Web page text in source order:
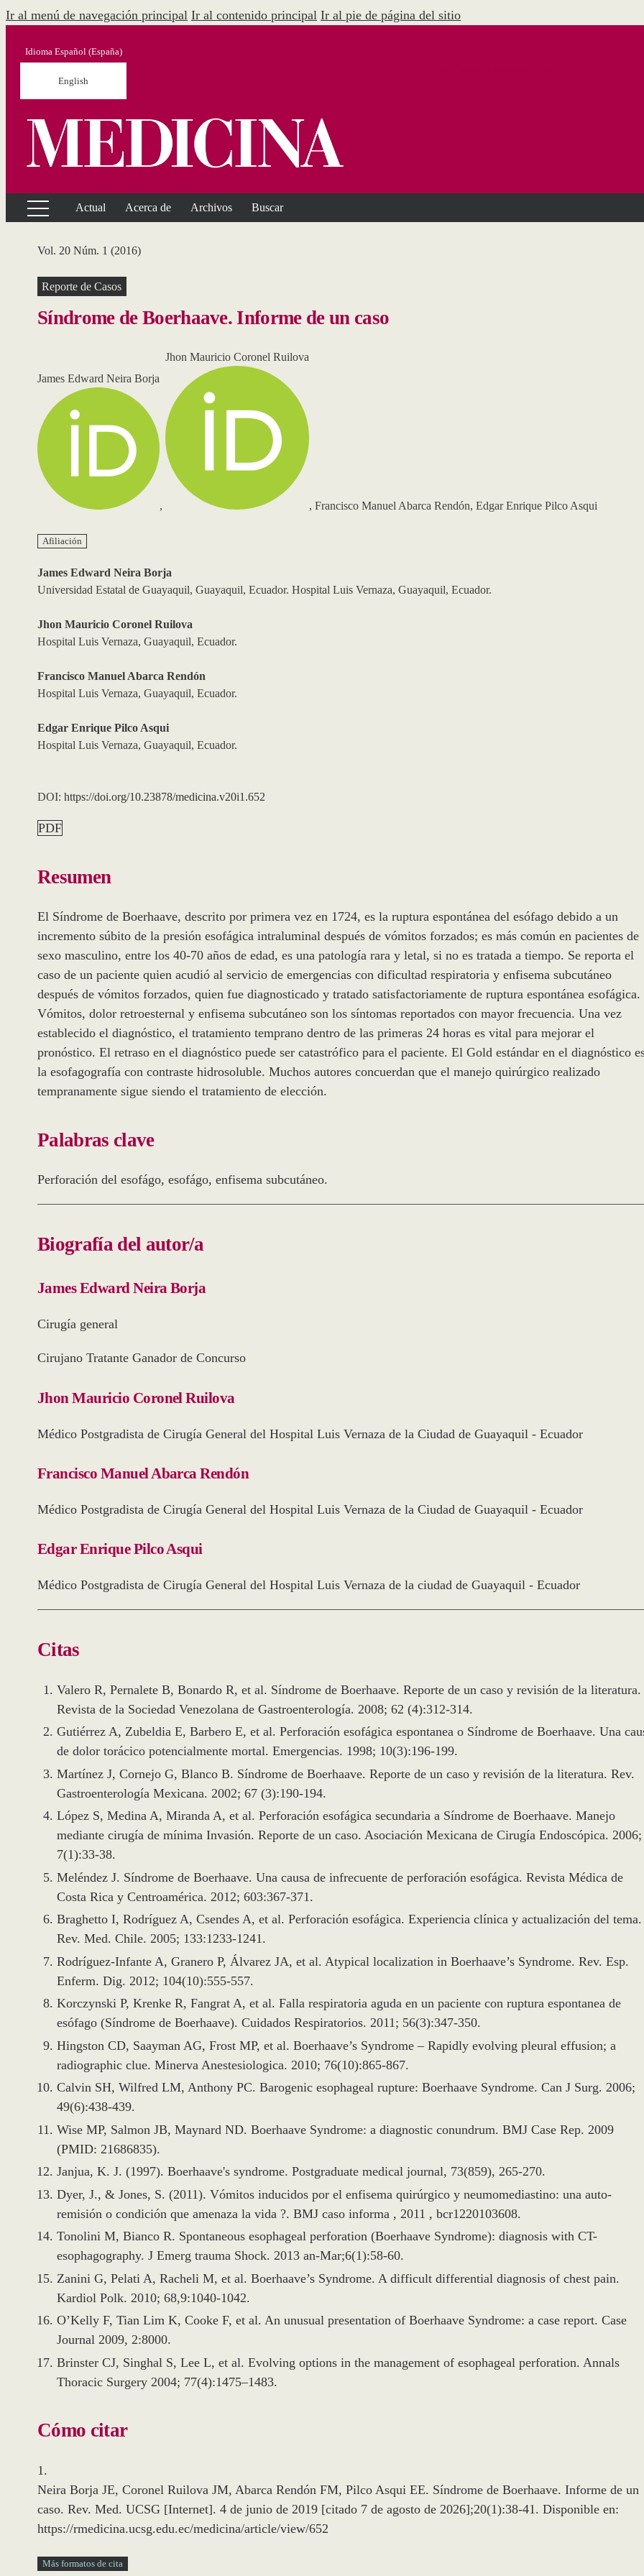
Ir al menú de navegación principal Ir al contenido principal Ir al pie de página del sitio
Idioma Español (España)
English
Actual Acerca de Archivos Buscar
Vol. 20 Núm. 1 (2016)
Reporte de Casos
Síndrome de Boerhaave. Informe de un caso
James Edward Neira Borja
,
Jhon Mauricio Coronel Ruilova
, Francisco Manuel Abarca Rendón, Edgar Enrique Pilco Asqui
Afiliación
James Edward Neira Borja
Universidad Estatal de Guayaquil, Guayaquil, Ecuador. Hospital Luis Vernaza, Guayaquil, Ecuador.
Jhon Mauricio Coronel Ruilova
Hospital Luis Vernaza, Guayaquil, Ecuador.
Francisco Manuel Abarca Rendón
Hospital Luis Vernaza, Guayaquil, Ecuador.
Edgar Enrique Pilco Asqui
Hospital Luis Vernaza, Guayaquil, Ecuador.
DOI: https://doi.org/10.23878/medicina.v20i1.652
PDF
Resumen
El Síndrome de Boerhaave, descrito por primera vez en 1724, es la ruptura espontánea del esófago debido a un
incremento súbito de la presión esofágica intraluminal después de vómitos forzados; es más común en pacientes de
sexo masculino, entre los 40-70 años de edad, es una patología rara y letal, si no es tratada a tiempo. Se reporta el
caso de un paciente quien acudió al servicio de emergencias con dificultad respiratoria y enfisema subcutáneo
después de vómitos forzados, quien fue diagnosticado y tratado satisfactoriamente de ruptura espontánea esofágica.
Vómitos, dolor retroesternal y enfisema subcutáneo son los síntomas reportados con mayor frecuencia. Una vez
establecido el diagnóstico, el tratamiento temprano dentro de las primeras 24 horas es vital para mejorar el
pronóstico. El retraso en el diagnóstico puede ser catastrófico para el paciente. El Gold estándar en el diagnóstico
la esofagografía con contraste hidrosoluble. Muchos autores concuerdan que el manejo quirúrgico realizado
tempranamente sigue siendo el tratamiento de elección.
Palabras clave
perforación del esofágo, esofágo, enfisema subcutáneo.
Biografía del autor/a
James Edward Neira Borja
Cirugía general
Cirujano Tratante Ganador de Concurso
Jhon Mauricio Coronel Ruilova
Médico Postgradista de Cirugía General del Hospital Luis Vernaza de la Ciudad de Guayaquil - Ecuador
Francisco Manuel Abarca Rendón
Médico Postgradista de Cirugía General del Hospital Luis Vernaza de la Ciudad de Guayaquil - Ecuador
Edgar Enrique Pilco Asqui
Médico Postgradista de Cirugía General del Hospital Luis Vernaza de la ciudad de Guayaquil - Ecuador
Citas
Valero R, Pernalete B, Bonardo R, et al. Síndrome de Boerhaave. Reporte de un caso y revisión de la literatura.
Revista de la Sociedad Venezolana de Gastroenterología. 2008; 62 (4):312-314.
Gutiérrez A, Zubeldia E, Barbero E, et al. Perforación esofágica espontanea o Síndrome de Boerhaave. Una
de dolor torácico potencialmente mortal. Emergencias. 1998; 10(3):196-199.
Martínez J, Cornejo G, Blanco B. Síndrome de Boerhaave. Reporte de un caso y revisión de la literatura. Rev.
Gastroenterología Mexicana. 2002; 67 (3):190-194.
López S, Medina A, Miranda A, et al. Perforación esofágica secundaria a Síndrome de Boerhaave. Manejo
mediante cirugía de mínima Invasión. Reporte de un caso. Asociación Mexicana de Cirugía Endoscópica. 2006;
7(1):33-38.
Meléndez J. Síndrome de Boerhaave. Una causa de infrecuente de perforación esofágica. Revista Médica de
Costa Rica y Centroamérica. 2012; 603:367-371.
Braghetto I, Rodríguez A, Csendes A, et al. Perforación esofágica. Experiencia clínica y actualización del tema.
Rev. Med. Chile. 2005; 133:1233-1241.
Rodríguez-Infante A, Granero P, Álvarez JA, et al. Atypical localization in Boerhaave’s Syndrome. Rev. Esp.
Enferm. Dig. 2012; 104(10):555-557.
Korczynski P, Krenke R, Fangrat A, et al. Falla respiratoria aguda en un paciente con ruptura espontanea de
esófago (Síndrome de Boerhaave). Cuidados Respiratorios. 2011; 56(3):347-350.
Hingston CD, Saayman AG, Frost MP, et al. Boerhaave’s Syndrome – Rapidly evolving pleural effusion; a
radiographic clue. Minerva Anestesiologica. 2010; 76(10):865-867.
Calvin SH, Wilfred LM, Anthony PC. Barogenic esophageal rupture: Boerhaave Syndrome. Can J Surg. 2006;
49(6):438-439.
Wise MP, Salmon JB, Maynard ND. Boerhaave Syndrome: a diagnostic conundrum. BMJ Case Rep. 2009
(PMID: 21686835).
Janjua, K. J. (1997). Boerhaave's syndrome. Postgraduate medical journal, 73(859), 265-270.
Dyer, J., & Jones, S. (2011). Vómitos inducidos por el enfisema quirúrgico y neumomediastino: una auto-
remisión o condición que amenaza la vida ?. BMJ caso informa , 2011 , bcr1220103608.
Tonolini M, Bianco R. Spontaneous esophageal perforation (Boerhaave Syndrome): diagnosis with CT-
esophagography. J Emerg trauma Shock. 2013 an-Mar;6(1):58-60.
Zanini G, Pelati A, Racheli M, et al. Boerhaave’s Syndrome. A difficult differential diagnosis of chest pain.
Kardiol Polk. 2010; 68,9:1040-1042.
O’Kelly F, Tian Lim K, Cooke F, et al. An unusual presentation of Boerhaave Syndrome: a case report. Case
Journal 2009, 2:8000.
Brinster CJ, Singhal S, Lee L, et al. Evolving options in the management of esophageal perforation. Annals
Thoracic Surgery 2004; 77(4):1475–1483.
Cómo citar
1.
Neira Borja JE, Coronel Ruilova JM, Abarca Rendón FM, Pilco Asqui EE. Síndrome de Boerhaave. Informe de un
caso. Rev. Med. UCSG [Internet]. 4 de junio de 2019 [citado 7 de agosto de 2026];20(1):38-41. Disponible en:
https://rmedicina.ucsg.edu.ec/medicina/article/view/652
Más formatos de cita